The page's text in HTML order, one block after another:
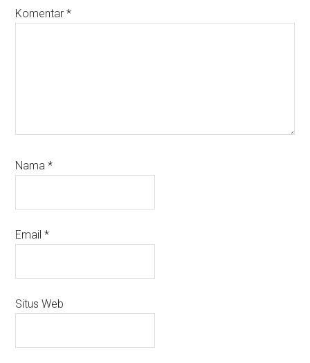
Komentar*
Nama*
Email*
Situs Web